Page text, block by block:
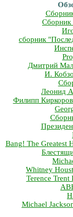
Сборник
сборник
Дмитрий
И.
Леонид
Филипп
Bang! The Greatest
Whitney
Terence
Michael